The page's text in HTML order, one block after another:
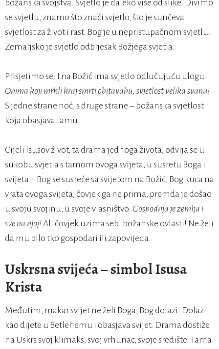
božanska svojstva. Svjetlo je daleko više od slike. Divimo
se svjetlu, znamo što znači svjetlo, što je sunčeva
svjetlost za život i rast. Bog je u nepristupačnom svjetlu.
Zemaljsko je svjetlo odbljesak Božjega svjetla.
Prisjetimo se: I na Božić ima svjetlo odlučujuću ulogu.
Onima koji mrkli kraj smrti obitavahu, svjetlost velika svanu!
S jedne strane noć, s druge strane – božanska svjetlost
koja obasjava tamu.
Cijeli Isusov život, ta drama jednoga života, odvija se u
sukobu svjetla s tamom ovoga svijeta, u susretu Boga i
svijeta – Bog se susreće sa svijetom na Božić, Bog kuca na
vrata ovoga svijeta, čovjek ga ne prima, premda je došao
u svoju svojinu, u svoje vlasništvo. Gospodnja je zemlja i
sve na njoj!Ali čovjek uzima sebi božanske ovlasti! Ne želi
da mu bilo tko gospodari ili zapovijeda.
Uskrsna svijeća – simbol Isusa
Krista
Međutim, makar svijet ne želi Boga, Bog dolazi. Dolazi
kao dijete u Betlehemu i obasjava svijet. Drama dostiže
na Uskrs svoj klimaks, svoj vrhunac, svoje središte. Tama